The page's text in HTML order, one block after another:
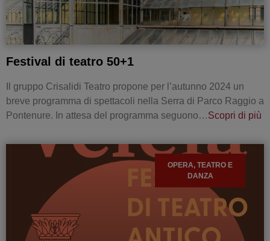
Festival di teatro 50+1
Il gruppo Crisalidi Teatro propone per l’autunno 2024 un
breve programma di spettacoli nella Serra di Parco Raggio a
Pontenure. In attesa del programma seguono…Scopri di più
OPERA, TEATRO E
DANZA